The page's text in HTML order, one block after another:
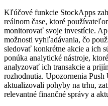
Kľúčové funkcie StockApps
reálnom čase, ktoré
monitorovať svoje investície.
možnosti vyhľadávania, čo
sledovať konkrétne akcie a ich
ponúka analytické nástroje,
analyzovať ich transakcie a
rozhodnutia. Upozornenia Push
aktualizovali pohyby na trhu,
relevantné finančné správy a